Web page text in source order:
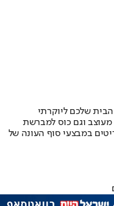
וגם כוס למברשת
במבצעי סוף העונה של